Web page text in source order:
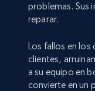
problemas. Sus
reparar.
Los fallos en los
clientes,
a su equipo en
convierte en un